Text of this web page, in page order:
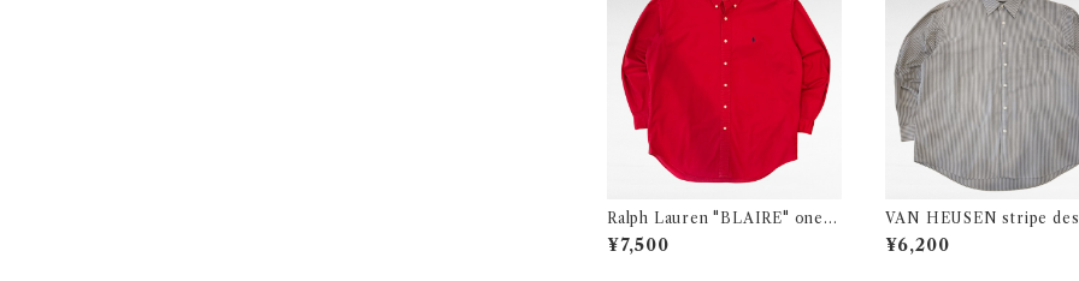
Ralph Lauren "BLAIRE" one p
oint logo cotton BD shirt
¥7,500
VAN HEUSEN stripe
olyester cotton shirt
¥6,200